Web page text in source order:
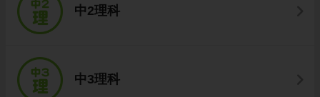
中2理科
中3理科